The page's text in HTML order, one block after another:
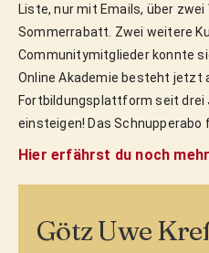
Liste, nur mit Emails, über
Sommerrabatt. Zwei weitere
Communitymitglieder konnte
Online Akademie besteht jetzt
Fortbildungsplattform seit drei
einsteigen! Das Schnupperabo
Hier erfährst du noch
Götz Uwe